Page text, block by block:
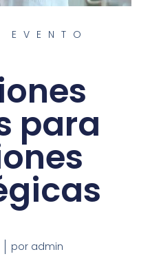
EVENTO
para
poradmin